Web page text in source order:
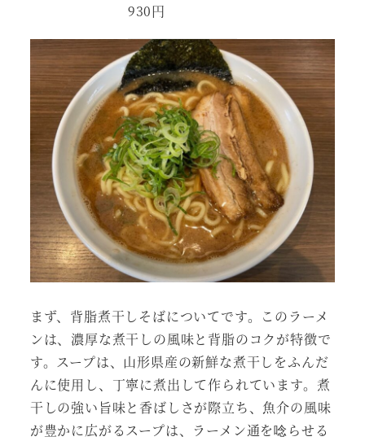
930円
まず、背脂煮干しそばについてです。このラーメ
ンは、濃厚な煮干しの風味と背脂のコクが特徴で
す。スープは、山形県産の新鮮な煮干しをふんだ
んに使用し、丁寧に煮出して作られています。煮
干しの強い旨味と香ばしさが際立ち、魚介の風味
が豊かに広がるスープは、ラーメン通を唸らせる